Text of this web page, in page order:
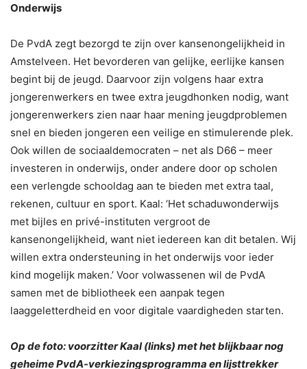
Onderwijs
De PvdA zegt bezorgd te zijn over kansenongelijkheid in
Amstelveen. Het bevorderen van gelijke, eerlijke kansen
begint bij de jeugd. Daarvoor zijn volgens haar extra
jongerenwerkers en twee extra jeugdhonken nodig, want
jongerenwerkers zien naar haar mening jeugdproblemen
snel en bieden jongeren een veilige en stimulerende plek.
Ook willen de sociaaldemocraten – net als D66 – meer
investeren in onderwijs, onder andere door op scholen
een verlengde schooldag aan te bieden met extra taal,
rekenen, cultuur en sport. Kaal: ‘Het schaduwonderwijs
met bijles en privé-instituten vergroot de
kansenongelijkheid, want niet iedereen kan dit betalen. Wij
willen extra ondersteuning in het onderwijs voor ieder
kind mogelijk maken.’ Voor volwassenen wil de PvdA
samen met de bibliotheek een aanpak tegen
laaggeletterdheid en voor digitale vaardigheden starten.
Op de foto: voorzitter Kaal (links) met het blijkbaar nog
geheime PvdA-verkiezingsprogramma en lijsttrekker